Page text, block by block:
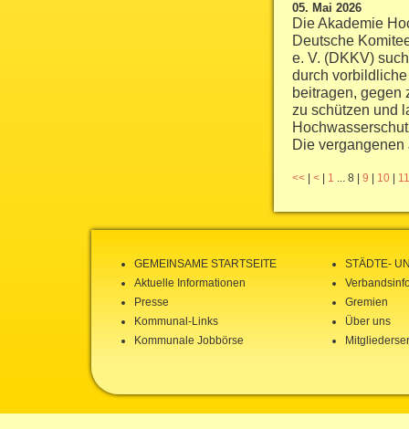
05. Mai 2026
Die Akademie
Deutsche
e. V. (DKKV)
durch
beitragen, gegen
zu schützen und
Die
<< < 1 ... 8 9 10 11
GEMEINSAME STARTSEITE
Aktuelle Informationen
Presse
Kommunal-Links
Kommunale Jobbörse
STÄDTE-
Gremien
Über uns